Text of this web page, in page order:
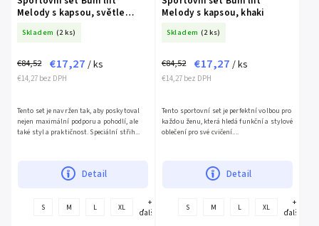
Melody s kapsou, světle
Skladem (2 ks)
€14,27 bez DPH
€84,52 €17,27 / ks
Detail
Tento set je navržen tak, aby poskytoval
nejen maximální podporu a pohodlí, ale
také styl a praktičnost. Speciální střih...
S M L XL
+
ďalšie
Melody s kapsou, khaki
Skladem (2 ks)
€14,27 bez DPH
€84,52 €17,27 / ks
Detail
Tento sportovní set je perfektní volbou pro
každou ženu, která hledá funkční a stylové
oblečení pro své cvičení....
S M L XL
+
ďalšie